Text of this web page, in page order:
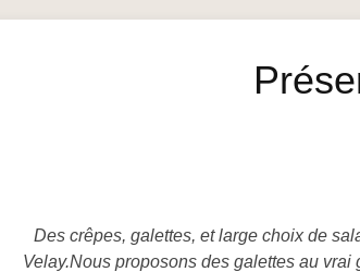
Des crêpes, galettes, et large choix de
Velay.Nous proposons des galettes au